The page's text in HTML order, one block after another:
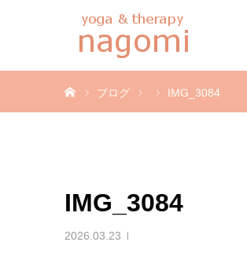
ブログ IMG_3084
IMG_3084
2026.03.23